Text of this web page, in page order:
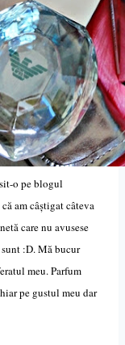
o pe blogul
am câștigat câteva
care nu avusese
:D. Mă bucur
meu. Parfum
pe gustul meu dar